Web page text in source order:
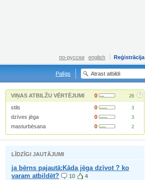
Reģistrācija
по-русски english
Palīgs
VIŅAS ATBILŽU VĒRTĒJUMI 0 26 ?
stils 0 3
dzīves jēga 0 3
masturbēsana 0 2
LĪDZĪGI JAUTĀJUMI
ja bērns pajautā:Kāda jēga dzīvot ? ko
varam atbildēt?
10
4